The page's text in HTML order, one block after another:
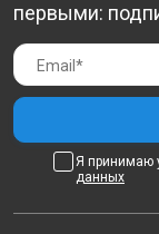
первыми:
Я принимаю
данных